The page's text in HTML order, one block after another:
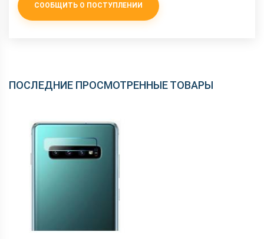
СООБЩИТЬ О ПОСТУПЛЕНИИ
ПОСЛЕДНИЕ ПРОСМОТРЕННЫЕ ТОВАРЫ